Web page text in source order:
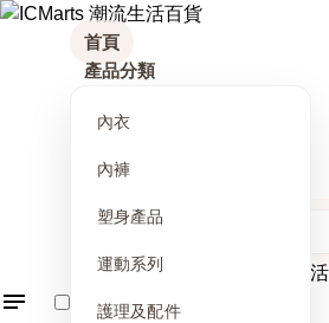
首頁
產品分類
內衣
內褲
塑身產品
運動系列
護理及配件